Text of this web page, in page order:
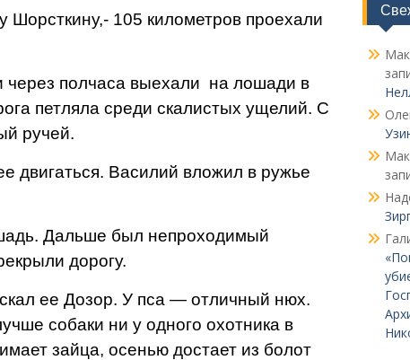
105 километров проехали
полчаса выехали на лошади в
петляла среди скалистых ущелий. С
ручей.
Василий вложил в ружье
Дальше был непроходимый
дорогу.
ее Дозор. У пса — отличный нюх.
собаки ни у од­ного охотника в
зайца, осенью достает из болот